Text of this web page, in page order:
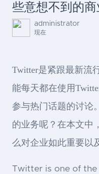
些意想不到的商
administrator
现在
Twitter是紧跟最新流
能每天都在使用
参与热门话题的讨论
的业务呢？在本文中
么对企业如此重要以
Twitter is one of